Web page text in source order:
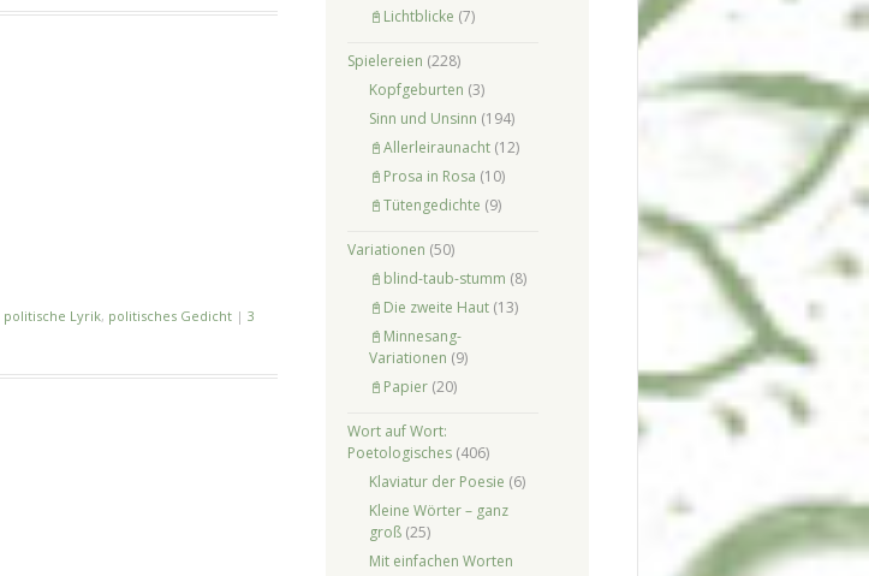
politische Lyrik, politisches Gedicht | 3
📓Lichtblicke (7)
Spielereien (228)
Kopfgeburten (3)
Sinn und Unsinn (194)
📓Allerleiraunacht(12)
📓Prosa in Rosa (10)
📓Tütengedichte (9)
Variationen (50)
📓blind-taub-stumm (8)
📓Die zweite Haut(13)
📓Minnesang-
Variationen (9)
📓Papier(20)
Wort auf Wort:
Poetologisches(406)
Klaviatur der Poesie (6)
Kleine Wörter – ganz
groß(25)
Mit einfachen Worten